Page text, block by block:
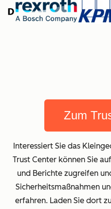
Zum
Interessiert Sie das
Trust Center können Sie
und Berichte zugreifen
Sicherheitsmaßnahmen
erfahren. Laden Sie dort